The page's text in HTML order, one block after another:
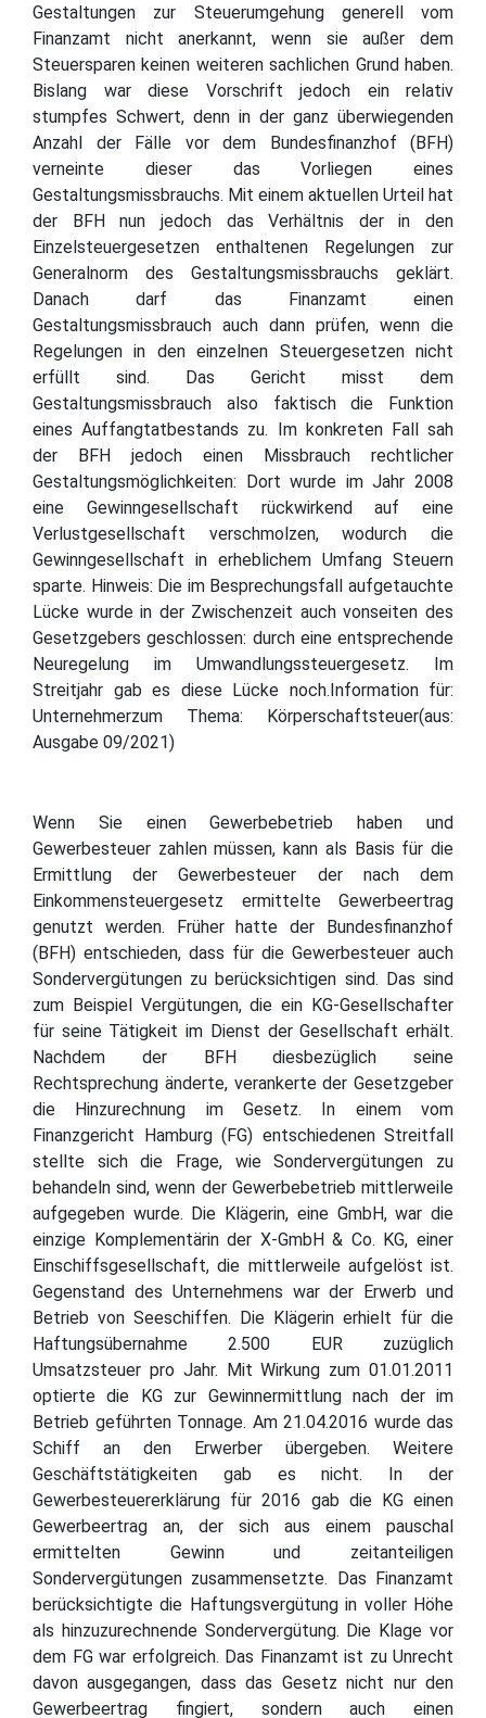
Gestaltungen zur Steuerumgehung generell vom
Finanzamt nicht anerkannt, wenn sie außer dem
Steuersparen keinen weiteren sachlichen Grund haben.
Bislang war diese Vorschrift jedoch ein relativ
stumpfes Schwert, denn in der ganz überwiegenden
Anzahl der Fälle vor dem Bundesfinanzhof (BFH)
verneinte dieser das Vorliegen eines
Gestaltungsmissbrauchs. Mit einem aktuellen Urteil hat
der BFH nun jedoch das Verhältnis der in den
Einzelsteuergesetzen enthaltenen Regelungen zur
Generalnorm des Gestaltungsmissbrauchs geklärt.
Danach darf das Finanzamt einen
Gestaltungsmissbrauch auch dann prüfen, wenn die
Regelungen in den einzelnen Steuergesetzen nicht
erfüllt sind. Das Gericht misst dem
Gestaltungsmissbrauch also faktisch die Funktion
eines Auffangtatbestands zu. Im konkreten Fall sah
der BFH jedoch einen Missbrauch rechtlicher
Gestaltungsmöglichkeiten: Dort wurde im Jahr 2008
eine Gewinngesellschaft rückwirkend auf eine
Verlustgesellschaft verschmolzen, wodurch die
Gewinngesellschaft in erheblichem Umfang Steuern
sparte. Hinweis: Die im Besprechungsfall aufgetauchte
Lücke wurde in der Zwischenzeit auch vonseiten des
Gesetzgebers geschlossen: durch eine entsprechende
Neuregelung im Umwandlungssteuergesetz. Im
Streitjahr gab es diese Lücke noch.Information für:
Unternehmerzum Thema: Körperschaftsteuer(aus:
Ausgabe 09/2021)
Wenn Sie einen Gewerbebetrieb haben und
Gewerbesteuer zahlen müssen, kann als Basis für die
Ermittlung der Gewerbesteuer der nach dem
Einkommensteuergesetz ermittelte Gewerbeertrag
genutzt werden. Früher hatte der Bundesfinanzhof
(BFH) entschieden, dass für die Gewerbesteuer auch
Sondervergütungen zu berücksichtigen sind. Das sind
zum Beispiel Vergütungen, die ein KG-Gesellschafter
für seine Tätigkeit im Dienst der Gesellschaft erhält.
Nachdem der BFH diesbezüglich seine
Rechtsprechung änderte, verankerte der Gesetzgeber
die Hinzurechnung im Gesetz. In einem vom
Finanzgericht Hamburg (FG) entschiedenen Streitfall
stellte sich die Frage, wie Sondervergütungen zu
behandeln sind, wenn der Gewerbebetrieb mittlerweile
aufgegeben wurde. Die Klägerin, eine GmbH, war die
einzige Komplementärin der X-GmbH & Co. KG, einer
Einschiffsgesellschaft, die mittlerweile aufgelöst ist.
Gegenstand des Unternehmens war der Erwerb und
Betrieb von Seeschiffen. Die Klägerin erhielt für die
Haftungsübernahme 2.500 EUR zuzüglich
Umsatzsteuer pro Jahr. Mit Wirkung zum 01.01.2011
optierte die KG zur Gewinnermittlung nach der im
Betrieb geführten Tonnage. Am 21.04.2016 wurde das
Schiff an den Erwerber übergeben. Weitere
Geschäftstätigkeiten gab es nicht. In der
Gewerbesteuererklärung für 2016 gab die KG einen
Gewerbeertrag an, der sich aus einem pauschal
ermittelten Gewinn und zeitanteiligen
Sondervergütungen zusammensetzte. Das Finanzamt
berücksichtigte die Haftungsvergütung in voller Höhe
als hinzuzurechnende Sondervergütung. Die Klage vor
dem FG war erfolgreich. Das Finanzamt ist zu Unrecht
davon ausgegangen, dass das Gesetz nicht nur den
Gewerbeertrag fingiert, sondern auch einen